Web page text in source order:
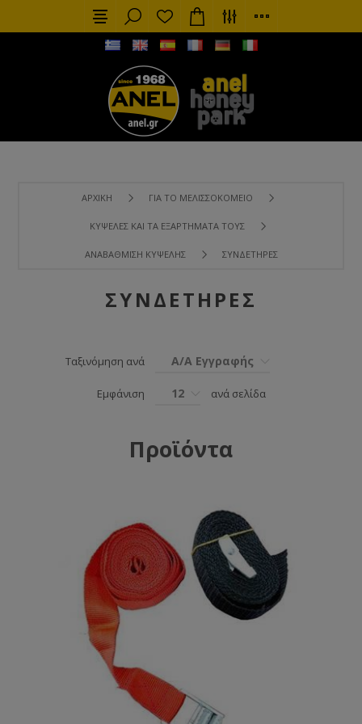
ΑΡΧΙΚΉ ΓΙΑ ΤΟ ΜΕΛΙΣΣΟΚΟΜΕΊΟ
ΚΥΨΈΛΕΣ ΚΑΙ ΤΑ ΕΞΑΡΤΉΜΑΤΑ ΤΟΥΣ
ΑΝΑΒΆΘΜΙΣΗ ΚΥΨΈΛΗΣ ΣΥΝΔΕΤΉΡΕΣ
ΣΥΝΔΕΤΉΡΕΣ
Ταξινόμηση ανά Α/Α Εγγραφής
Εμφάνιση 12 ανά σελίδα
Προϊόντα